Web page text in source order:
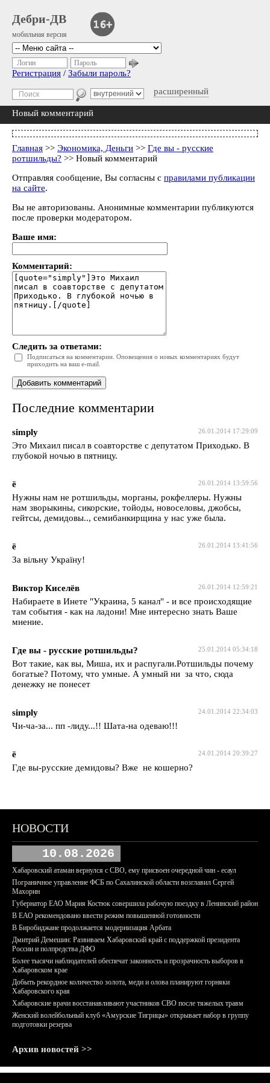
Дебри-ДВ
мобильная версия
расширенный
Логин Пароль
Регистрация / Забыли пароль?
Новый комментарий
Главная >> Экономика, Деньги >> Где вы - русские
ротшильды? >> Новый комментарий
Отправляя сообщение, Вы согласны с правилами публикации
на сайте.
Вы не авторизованы. Анонимные комментарии публикуются
после проверки модератором.
Ваше имя:
Комментарий:
Следить за ответами:
Подписаться на комментарии. Оповещения о новых комментариях будут
приходить на ваш e-mail.
Последние комментарии
26.01.2014 17:29:09
simply
Это Михаил писал в соавторстве с депутатом Приходько. В
глубокой ночью в пятницу.
26.01.2014 13:59:56
ё
Нужны нам не ротшильды, морганы, рокфеллеры. Нужны
нам зворыкины, сикорские, тойоды, новоселовы, джобсы,
гейтсы, демидовы.., семибанкирщина у нас уже была.
26.01.2014 13:41:56
ё
За вільну Україну!
26.01.2014 12:59:21
Виктор Киселёв
Набираете в Инете "Украина, 5 канал" - и все происходящие
там события - как на ладони! Мне интересно знать Ваше
мнение.
25.01.2014 05:34:18
Где вы - русские ротшильды?
Вот такие, как вы, Миша, их и распугали.Ротшильды почему
богатые? Потому, что умные. А умный ни за что, сюда
денежку не понесет
24.01.2014 22:34:03
simply
Чи-ча-за... пп -лиду...!! Шата-на одеваю!!!
24.01.2014 20:39:27
ё
Где вы-русские демидовы? Вже не кошерно?
НОВОСТИ
10.08.2026
Хабаровский атаман вернулся с СВО, ему присвоен очередной чин - есаул
Пограничное управление ФСБ по Сахалинской области возглавил Сергей
Махорин
Губернатор ЕАО Мария Костюк совершила рабочую поездку в Ленинский район
В ЕАО рекомендовано ввести режим повышенной готовности
В Биробиджане продолжается модернизация Арбата
Дмитрий Демешин: Развиваем Хабаровский край с поддержкой президента
России и полпредства ДФО
Более тысячи наблюдателей обеспечат законность и прозрачность выборов в
Хабаровском крае
Добыть рекордное количество золота, меди и олова планируют горняки
Хабаровского края
Хабаровские врачи восстанавливают участников СВО после тяжелых травм
Женский волейбольный клуб «Амурские Тигрицы» открывает набор в группу
подготовки резерва
Архив новостей >>